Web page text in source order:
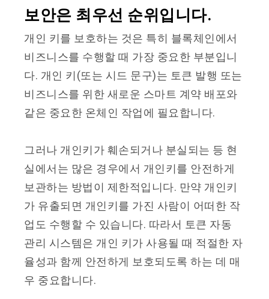
보안은 최우선 순위입니다.
개인 키를 보호하는 것은 특히 블록체인에서
비즈니스를 수행할 때 가장 중요한 부분입니
다. 개인 키(또는 시드 문구)는 토큰 발행 또는
비즈니스를 위한 새로운 스마트 계약 배포와
같은 중요한 온체인 작업에 필요합니다.
그러나 개인키가 훼손되거나 분실되는 등 현
실에서는 많은 경우에서 개인키를 안전하게
보관하는 방법이 제한적입니다. 만약 개인키
가 유출되면 개인키를 가진 사람이 어떠한 작
업도 수행할 수 있습니다. 따라서 토큰 자동
관리 시스템은 개인 키가 사용될 때 적절한 자
율성과 함께 안전하게 보호되도록 하는 데 매
우 중요합니다.